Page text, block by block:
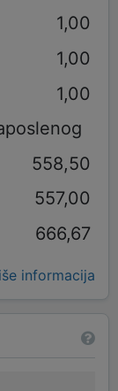
1,00
1,00
1,00
558,50
557,00
666,67
informacija